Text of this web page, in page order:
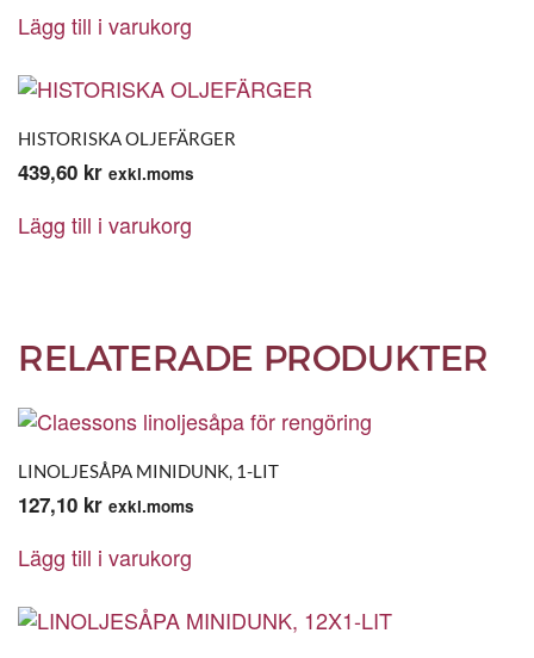
Lägg till i varukorg
HISTORISKA OLJEFÄRGER
439,60 kr exkl.moms
Lägg till i varukorg
RELATERADE PRODUKTER
LINOLJESÅPA MINIDUNK, 1-LIT
127,10 kr exkl.moms
Lägg till i varukorg